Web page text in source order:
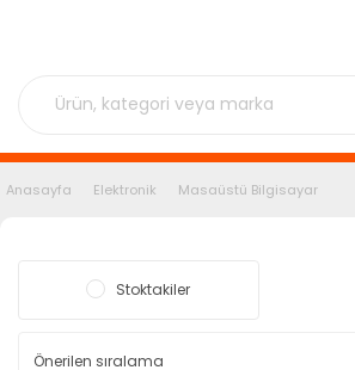
Anasayfa Elektronik Masaüstü Bilgisayar
Stoktakiler